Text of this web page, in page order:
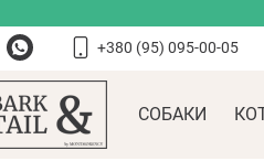
+380 (95) 095-00-05
СОБАКИ